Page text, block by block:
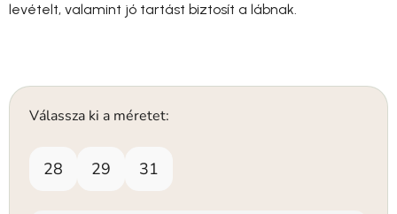
levételt, valamint jó tartást biztosít a lábnak.
Válassza ki a méretet:
28 29 31